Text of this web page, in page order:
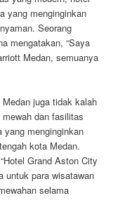
yang menginginkan
Seorang
mengatakan, “Saya
Medan, semuanya
juga tidak kalah
dan fasilitas
menginginkan
kota Medan.
Grand Aston City
untuk para wisatawan
selama